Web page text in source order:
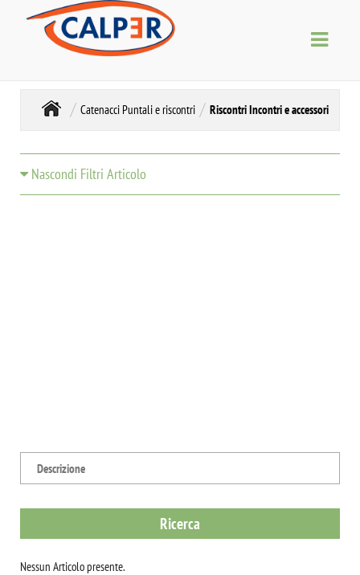
Catenacci Puntali e riscontri Riscontri Incontri e accessori
Nascondi Filtri Articolo
Nessun Articolo presente.